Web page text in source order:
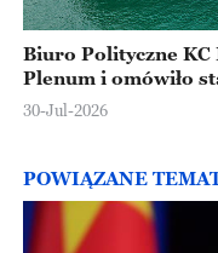
Biuro Polityczne KC
Plenum i omówiło
30-Jul-2026
POWIĄZANE